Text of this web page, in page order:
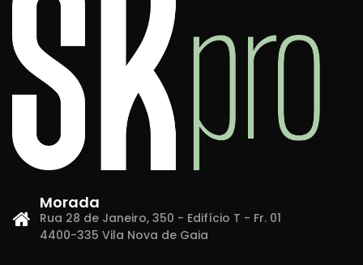
Morada
Rua 28 de Janeiro, 350 - Edifício T - Fr. 01
4400-335 Vila Nova de Gaia